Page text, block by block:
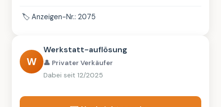
🏷️ Anzeigen-Nr.: 2075
W
Werkstatt-auflösung
👤 Privater Verkäufer
Dabei seit 12/2025